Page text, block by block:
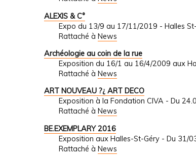
ALEXIS & C°
Expo du 13/9 au 17/11/2019 - Halles
Rattaché à News
Archéologie au coin de la rue
Exposition du 16/1 au 16/4/2009 aux
Rattaché à News
ART NOUVEAU ?¿ ART DECO
Exposition à la Fondation CIVA - Du
Rattaché à News
BE.EXEMPLARY 2016
Exposition aux Halles-St-Géry - Du 31/
Rattaché à News